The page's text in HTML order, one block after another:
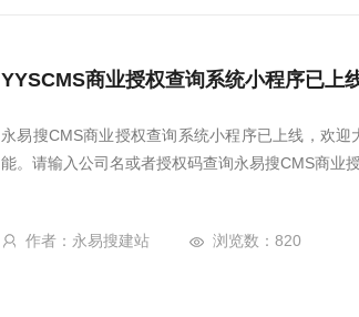
YYSCMS商业授权查询系统小程序已上
永易搜CMS商业授权查询系统小程序已上线，欢迎
能。请输入公司名或者授权码查询永易搜CMS商业
作者：永易搜建站 浏览数：820